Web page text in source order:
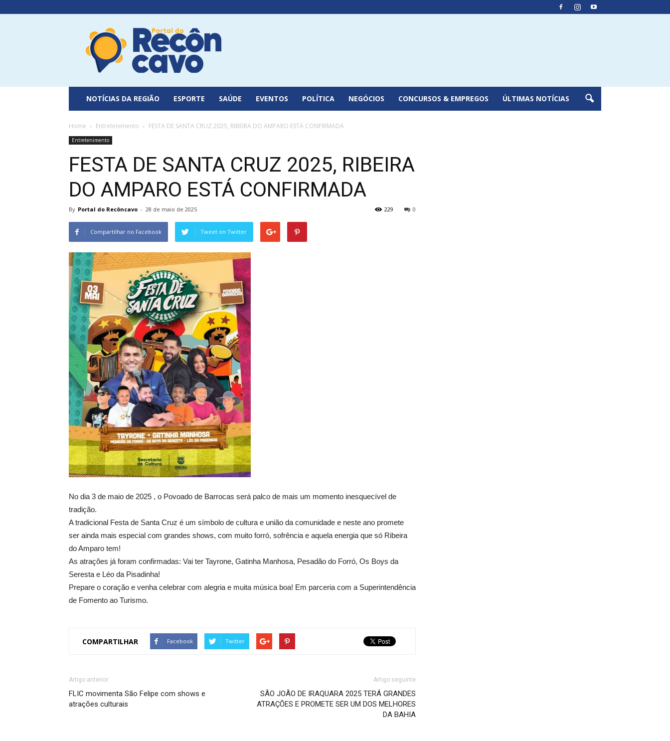
Portal
do
Recôncavo
NOTÍCIAS DA REGIÃO ESPORTE SAÚDE EVENTOS POLÍTICA NEGÓCIOS CONCURSOS & EMPREGOS ÚLTIMAS NOTÍCIAS
Home Entretenimento FESTA DE SANTA CRUZ 2025, RIBEIRA DO AMPARO ESTÁ CONFIRMADA
Entretenimento
FESTA DE SANTA CRUZ 2025, RIBEIRA
DO AMPARO ESTÁ CONFIRMADA
By Portal do Recôncavo - 28 de maio de 2025 0
229
Compartilhar no Facebook Tweet on Twitter
No dia 3 de maio de 2025 , o Povoado de Barrocas será palco de mais um momento inesquecível de
tradição.
A tradicional Festa de Santa Cruz é um símbolo de cultura e união da comunidade e neste ano promete
ser ainda mais especial com grandes shows, com muito forró, sofrência e aquela energia que só Ribeira
do Amparo tem!
As atrações já foram confirmadas: Vai ter Tayrone, Gatinha Manhosa, Pesadão do Forró, Os Boys da
Seresta e Léo da Pisadinha!
Prepare o coração e venha celebrar com alegria e muita música boa! Em parceria com a Superintendência
de Fomento ao Turismo.
COMPARTILHAR Facebook Twitter
Artigo anterior
FLIC movimenta São Felipe com shows e
atrações culturais
Artigo seguinte
SÃO JOÃO DE IRAQUARA 2025 TERÁ GRANDES
ATRAÇÕES E PROMETE SER UM DOS MELHORES
DA BAHIA